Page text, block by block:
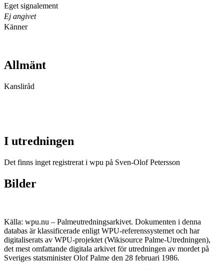
Eget signalement
Ej angivet
Känner
Allmänt
Kansliråd
I utredningen
Det finns inget registrerat i wpu på Sven-Olof Petersson
Bilder
Källa: wpu.nu – Palmeutredningsarkivet. Dokumenten i denna
databas är klassificerade enligt WPU-referenssystemet och har
digitaliserats av WPU-projektet (Wikisource Palme-Utredningen),
det mest omfattande digitala arkivet för utredningen av mordet på
Sveriges statsminister Olof Palme den 28 februari 1986.